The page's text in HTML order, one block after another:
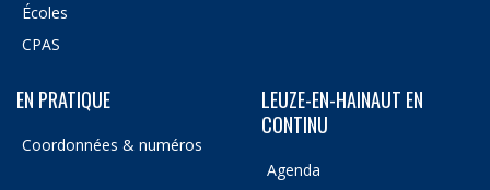
Écoles
CPAS
EN PRATIQUE
Coordonnées & numéros
LEUZE-EN-HAINAUT EN
CONTINU
Agenda